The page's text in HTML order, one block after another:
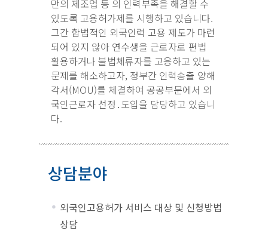
만의 제조업 등 의 인력부족을 해결할 수
있도록 고용허가제를 시행하고 있습니다.
그간 합법적인 외국인력 고용 제도가 마련
되어 있지 않아 연수생을 근로자로 편법
활용하거나 불법체류자를 고용하고 있는
문제를 해소하고자, 정부간 인력송출 양해
각서(MOU)를 체결하여 공공부문에서 외
국인근로자 선정․도입을 담당하고 있습니
다.
상담분야
외국인고용허가 서비스 대상 및 신청방법
상담